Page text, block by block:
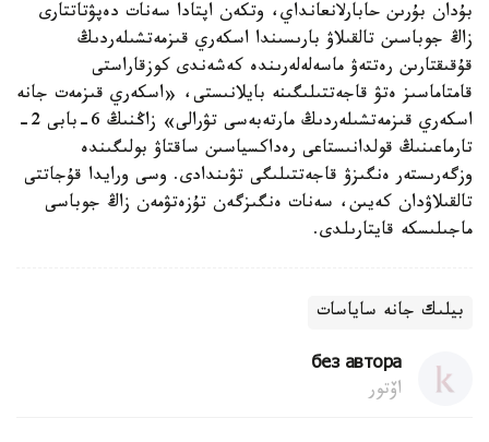
بۇدان بۇرىن حابارلانعانداي، وتكەن اپتادا سەنات دەپۋتاتتارى
زاڭ جوباسىن تالقىلاۋ بارىسىندا اسكەري قىزمەتشىلەردىڭ
قۇقىقتارىن رەتتەۋ ماسەلەلەرىندە كەشەندى كوزقاراستى
قامتاماسىز ەتۋ قاجەتتىلىگىنە بايلانىستى، «اسكەري قىزمەت جانە
اسكەري قىزمەتشىلەردىڭ مارتەبەسى تۋرالى» زاڭنىڭ 6-بابى 2-
تارماعىنىڭ قولدانىستاعى رەداكسياسىن ساقتاۋ بولىگىندە
وزگەرىستەر ەنگىزۋ قاجەتتىلىگى تۋىندادى. وسى ورايدا قۇجاتتى
تالقىلاۋدان كەيىن، سەنات ەنگىزگەن تۇزەتۋمەن زاڭ جوباسى
ماجىلىسكە قايتارىلدى.
بيلىك جانە ساياسات
без автора
اۆتور